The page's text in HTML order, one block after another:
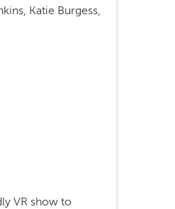
Katie Burgess,
VR show to